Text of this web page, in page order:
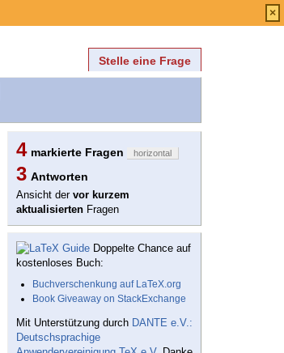
Stelle eine Frage
4 markierte Fragen horizontal
3 Antworten
Ansicht der vor kurzem
aktualisierten Fragen
Doppelte Chance auf
kostenloses Buch:
Buchverschenkung auf LaTeX.org
Book Giveaway on StackExchange
Mit Unterstützung durch DANTE e.V.:
Deutschsprachige
×